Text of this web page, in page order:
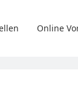
Online